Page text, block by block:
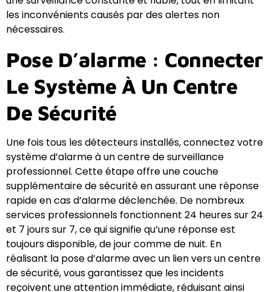
les inconvénients causés par des alertes non
nécessaires.
Pose D’alarme : Connecter
Le Système À Un Centre
De Sécurité
Une fois tous les détecteurs installés, connectez votre
système d’alarme à un centre de surveillance
professionnel. Cette étape offre une couche
supplémentaire de sécurité en assurant une réponse
rapide en cas d’alarme déclenchée. De nombreux
services professionnels fonctionnent 24 heures sur 24
et 7 jours sur 7, ce qui signifie qu’une réponse est
toujours disponible, de jour comme de nuit. En
réalisant la pose d’alarme avec un lien vers un centre
de sécurité, vous garantissez que les incidents
reçoivent une attention immédiate, réduisant ainsi